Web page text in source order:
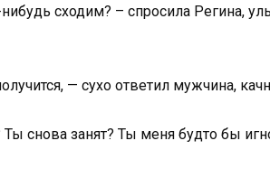
сходим? – спросила Регина,
— сухо ответил мужчина,
снова занят? Ты меня будто бы